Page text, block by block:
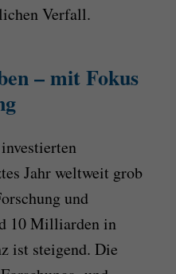
Verfall.
–mit Fokus
Jahrweltweit grob
und
10 Milliarden in
ist steigend. Die